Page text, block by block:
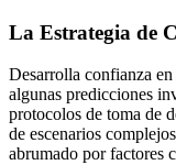
La Estrategia de
Desarrolla confianza
algunas predicciones
protocolos de toma de
de escenarios
abrumado por factores